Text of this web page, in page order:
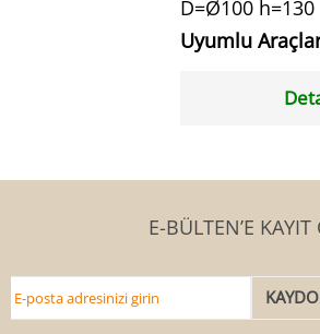
D=Ø100 h=130
Uyumlu
E-BÜLTEN’E KAYIT